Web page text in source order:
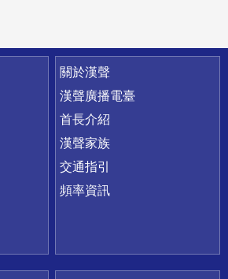
關於漢聲
漢聲廣播電臺
首長介紹
漢聲家族
交通指引
頻率資訊